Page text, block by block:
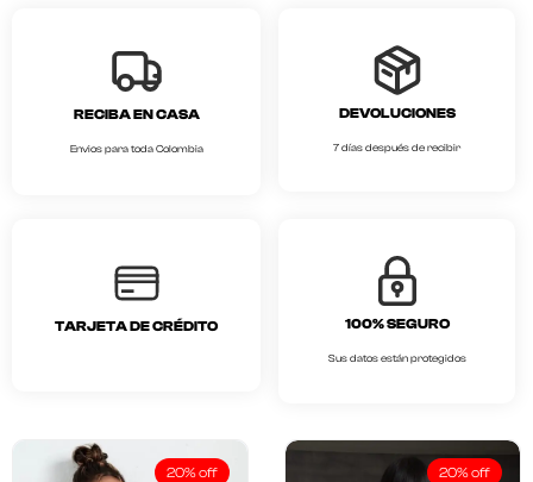
RECIBA EN CASA
Envios para toda Colombia
DEVOLUCIONES
7 días después de recibir
TARJETA DE CRÉDITO 100% SEGURO
Sus datos están protegidos
20% off 20% off